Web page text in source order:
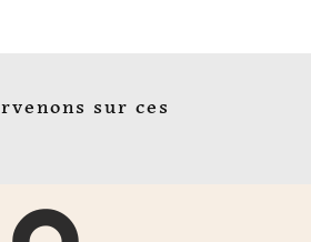
sur ces